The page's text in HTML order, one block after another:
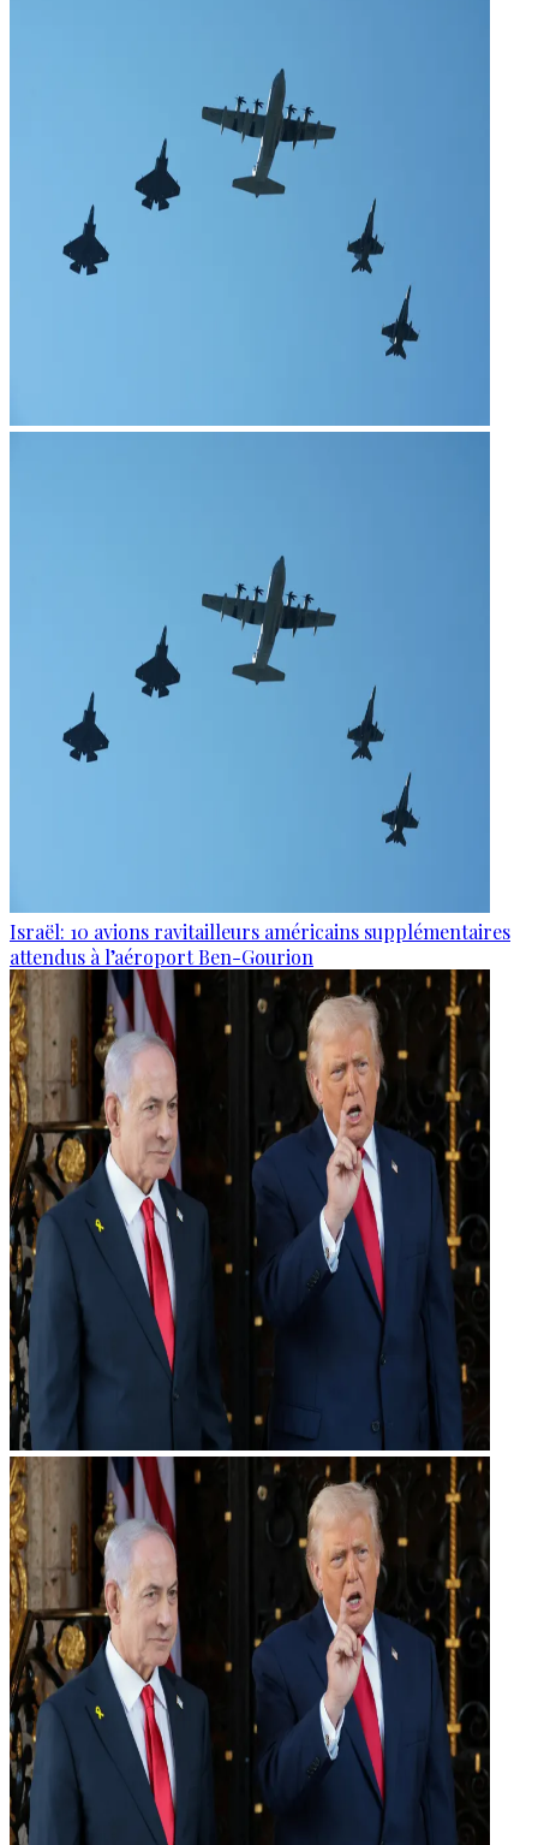
Israël: 10 avions ravitailleurs américains supplémentaires
attendus à l’aéroport Ben-Gourion